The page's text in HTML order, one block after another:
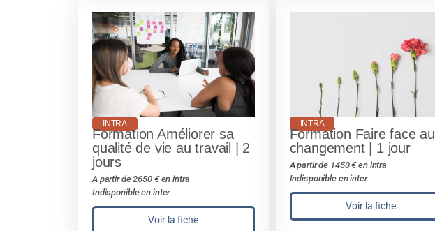
INTRA
Formation Améliorer sa
qualité de vie au travail | 2
jours
A partir de 2650 € en intra
Indisponible en inter
Voir la fiche
INTRA
Formation Faire face au
changement | 1 jour
A partir de 1450 € en intra
Indisponible en inter
Voir la fiche